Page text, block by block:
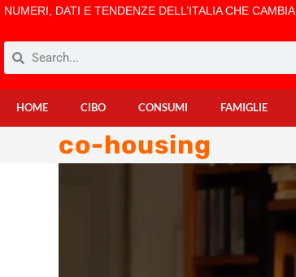
NUMERI, DATI E TENDENZE DELL’ITALIA CHE CAMBIA
HOME CIBO CONSUMI FAMIGLIE
co-housing